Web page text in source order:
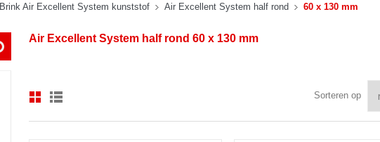
Brink Air Excellent System kunststof Air Excellent System half rond 60 x 130 mm
Air Excellent System half rond 60 x 130 mm
Sorteren op